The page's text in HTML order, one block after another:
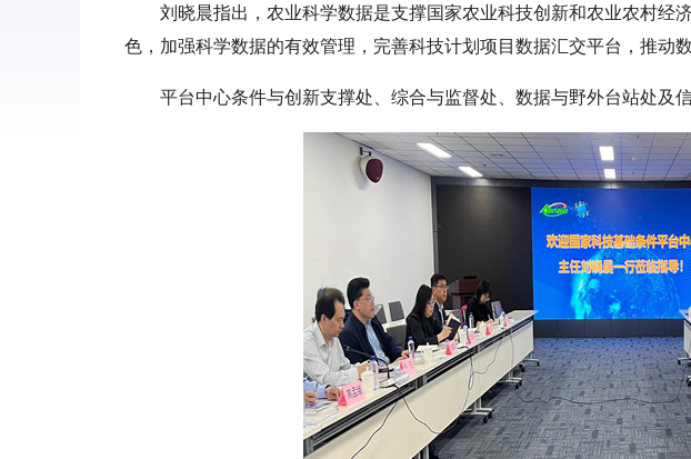
刘晓晨指出，农业科学数据是支撑国家农业科技创新和农业农村经
色，加强科学数据的有效管理，完善科技计划项目数据汇交平台，推动
平台中心条件与创新支撑处、综合与监督处、数据与野外台站处及